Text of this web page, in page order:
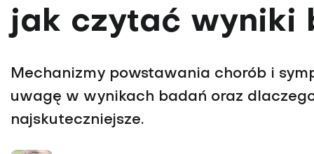
Borelioza
Celiakia
Choroba Alzheimera
jak czytać wyniki
Mechanizmy powstawania chorób i
uwagę w wynikach badań oraz
najskuteczniejsze.